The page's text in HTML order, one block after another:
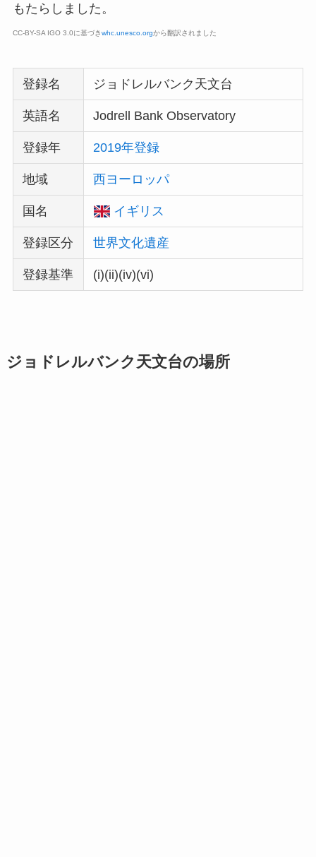
もたらしました。
CC-BY-SA IGO 3.0に基づきwhc.unesco.orgから翻訳されました
登録名 ジョドレルバンク天文台
英語名 Jodrell Bank Observatory
登録年 2019年登録
地域 西ヨーロッパ
国名 イギリス
登録区分 世界文化遺産
登録基準 (i)(ii)(iv)(vi)
ジョドレルバンク天文台の場所